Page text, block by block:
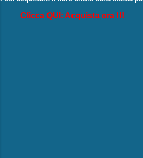
Clicca QUI: Acquista ora !!!